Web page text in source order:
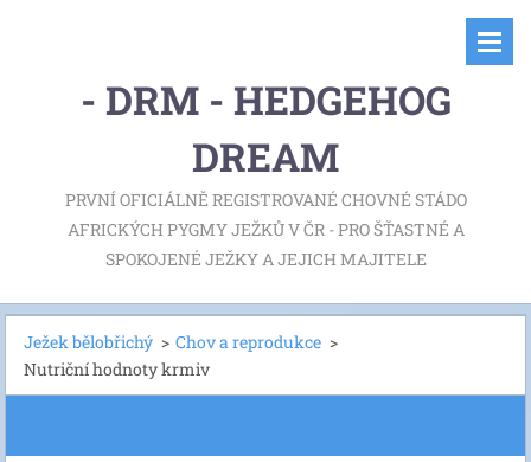
- DRM - HEDGEHOG
DREAM
PRVNÍ OFICIÁLNĚ REGISTROVANÉ CHOVNÉ STÁDO
AFRICKÝCH PYGMY JEŽKŮ V ČR - PRO ŠŤASTNÉ A
SPOKOJENÉ JEŽKY A JEJICH MAJITELE
Ježek bělobřichý > Chov a reprodukce >
Nutriční hodnoty krmiv